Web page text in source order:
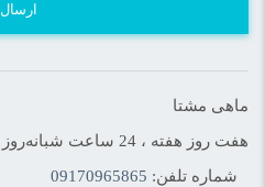
ارسال
ماهی مشتا
هفت روز هفته ، 24 ساعت شبانه‌روز پاسخگوی شما هستیم.
شماره تلفن: 09170965865